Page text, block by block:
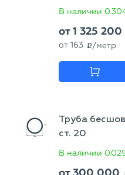
В наличии
от1 325 200
от 163 p /метр
Труба
ст. 20
В наличии